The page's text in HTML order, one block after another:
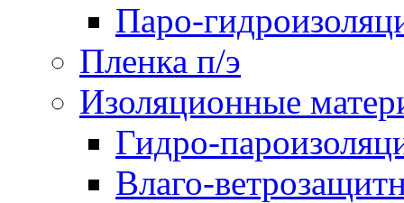
Паро-
Пленка п/э
Изоляционные
Гидро-
Влаго-